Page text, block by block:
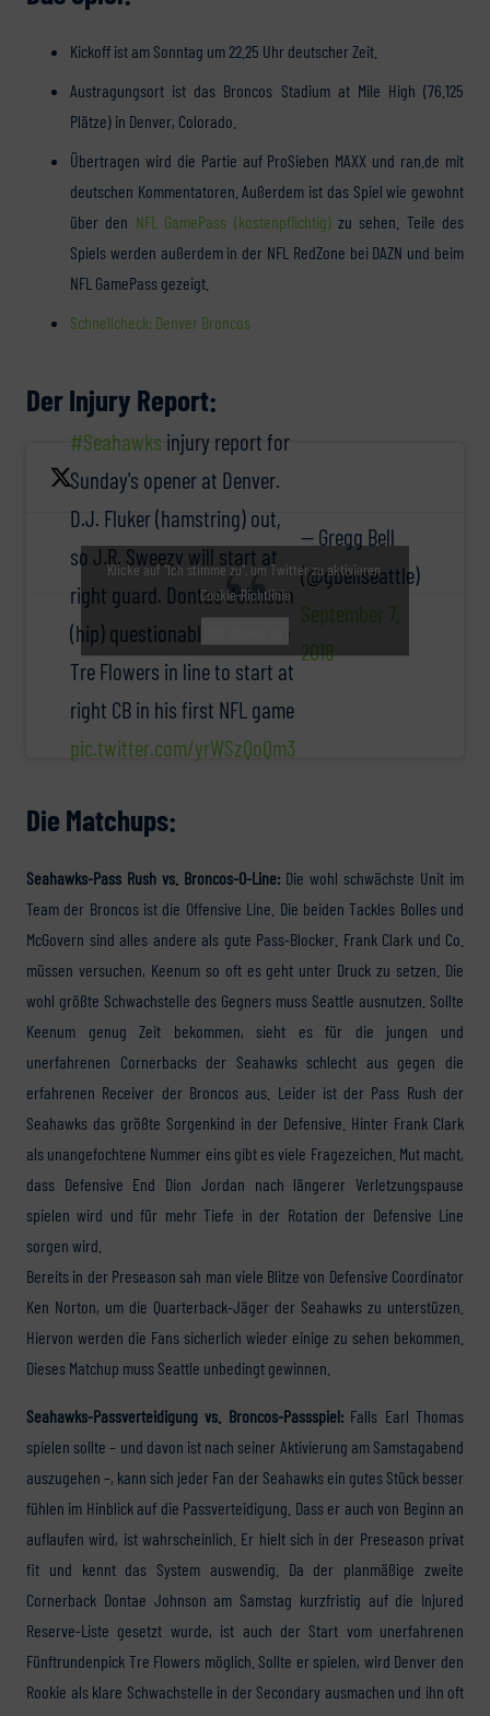
Kickoff ist am Sonntag um 22.25 Uhr deutscher Zeit.
Austragungsort ist das Broncos Stadium at Mile High (76.125
Plätze) in Denver, Colorado.
Übertragen wird die Partie auf ProSieben MAXX und ran.de mit
deutschen Kommentatoren. Außerdem ist das Spiel wie gewohnt
über den NFL GamePass (kostenpflichtig)zu sehen. Teile des
Spiels werden außerdem in der NFL RedZone bei DAZN und beim
NFL GamePass gezeigt.
Schnellcheck: Denver Broncos
Der Injury Report:
#Seahawks injury report for
Sunday's opener at Denver.
D.J. Fluker (hamstring) out,
so J.R. Sweezy will start at
right guard. Dontae Johnson
(hip) questionable, so rookie
Tre Flowers in line to start at
right CB in his first NFL game
pic.twitter.com/yrWSzQoQm3
— Gregg Bell
(@gbellseattle)
September 7,
2018
Klicke auf "Ich stimme zu", um Twitter zu aktivieren
Cookie-Richtlinie
Die Matchups:
Seahawks-Pass Rush vs. Broncos-O-Line: Die wohl schwächste Unit im
Team der Broncos ist die Offensive Line. Die beiden Tackles Bolles und
McGovern sind alles andere als gute Pass-Blocker. Frank Clark und Co.
müssen versuchen, Keenum so oft es geht unter Druck zu setzen. Die
wohl größte Schwachstelle des Gegners muss Seattle ausnutzen. Sollte
Keenum genug Zeit bekommen, sieht es für die jungen und
unerfahrenen Cornerbacks der Seahawks schlecht aus gegen die
erfahrenen Receiver der Broncos aus. Leider ist der Pass Rush der
Seahawks das größte Sorgenkind in der Defensive. Hinter Frank Clark
als unangefochtene Nummer eins gibt es viele Fragezeichen. Mut macht,
dass Defensive End Dion Jordan nach längerer Verletzungspause
spielen wird und für mehr Tiefe in der Rotation der Defensive Line
sorgen wird.
Bereits in der Preseason sah man viele Blitze von Defensive Coordinator
Ken Norton, um die Quarterback-Jäger der Seahawks zu unterstüzen.
Hiervon werden die Fans sicherlich wieder einige zu sehen bekommen.
Dieses Matchup muss Seattle unbedingt gewinnen.
Seahawks-Passverteidigung vs. Broncos-Passspiel: Falls Earl Thomas
spielen sollte – und davon ist nach seiner Aktivierung am Samstagabend
auszugehen –, kann sich jeder Fan der Seahawks ein gutes Stück besser
fühlen im Hinblick auf die Passverteidigung. Dass er auch von Beginn an
auflaufen wird, ist wahrscheinlich. Er hielt sich in der Preseason privat
fit und kennt das System auswendig. Da der planmäßige zweite
Cornerback Dontae Johnson am Samstag kurzfristig auf die Injured
Reserve-Liste gesetzt wurde, ist auch der Start vom unerfahrenen
Fünftrundenpick Tre Flowers möglich. Sollte er spielen, wird Denver den
Rookie als klare Schwachstelle in der Secondary ausmachen und ihn oft